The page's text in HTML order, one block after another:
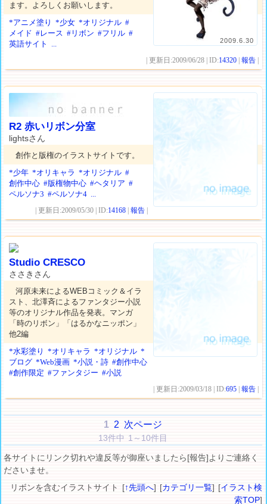
2009.6.30
ます。よろしくお願いします。
*アニメ塗り
*少女 *オリジナル #
メイド #レース #リボン #フリル #
英語サイト
...
| 更新日:2009/06/28 | ID:14320 |報告
R2 赤いリボン分室
lightsさん
創作と版権のイラストサイトです。
*少年 *オリキャラ *オリジナル #
創作中心 #版権物中心 #ヘタリア #
ペルソナ3 #ペルソナ4 ...
| 更新日:2009/05/30 | ID:14168 |報告
Studio CRESCO
ささきさん
河原未来によるWEBコミック＆イラ
スト、北澤斉によるファンタジー小説
等のオリジナル作品を発表。マンガ
「時のリボン」「はるかなニッポン」
他2編
*水彩塗り
*オリキャラ *オリジナル *
ブログ *Web漫画 *小説・詩 #創作中心
#創作限定 #ファンタジー #小説
| 更新日:2009/03/18 | ID:695 |報告
1 2 次ページ
13件中 1～10件目
各サイトにリンク切れや違反等が御座いましたら[報告]よりご連絡く
ださいませ。
リボンを含むイラストサイト [↑先頭へ] [カテゴリ一覧] [イラスト検
索TOP]